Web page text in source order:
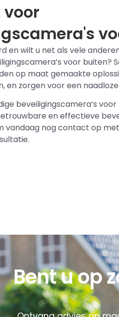
voor
en wilt u net als vele
voor buiten?
op maat gemaakte
en zorgen voor een
beveiligingscamera’s
en effectieve
vandaag nog contact op
Bent u op